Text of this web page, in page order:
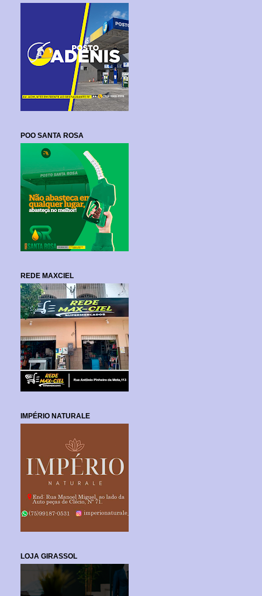
POO SANTA ROSA
REDE MAXCIEL
IMPÉRIO NATURALE
LOJA GIRASSOL